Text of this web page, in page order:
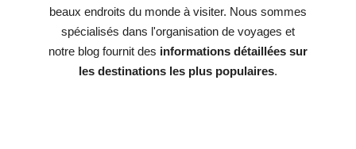
beaux endroits du monde à visiter. Nous sommes
spécialisés dans l'organisation de voyages et
notre blog fournit des informations détaillées sur
les destinations les plus populaires.